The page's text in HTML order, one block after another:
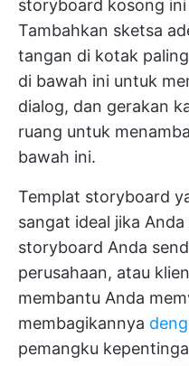
storyboard kosong
Tambahkan sketsa
tangan di kotak
di bawah ini untuk
dialog, dan gerakan
ruang untuk
bawah ini.
Templat storyboard
sangat ideal jika
storyboard Anda
perusahaan, atau
membantu Anda
membagikannya
pemangku